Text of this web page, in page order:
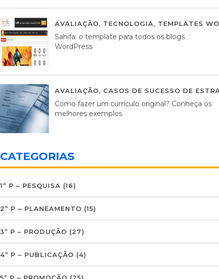
AVALIAÇÃO, TECNOLOGIA, TEMPLATES
Sahifa: o template para todos os blogs
WordPress
AVALIAÇÃO, CASOS DE SUCESSO DE
Como fazer um currículo original? Conheça os
melhores exemplos
CATEGORIAS
1º P – PESQUISA (16)
2º P – PLANEAMENTO (15)
3º P – PRODUÇÃO (27)
4º P – PUBLICAÇÃO (4)